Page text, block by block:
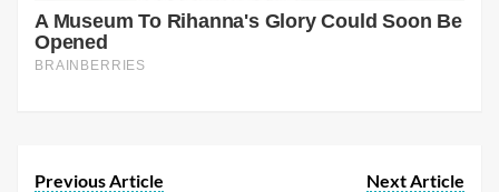
Previous Article Next Article